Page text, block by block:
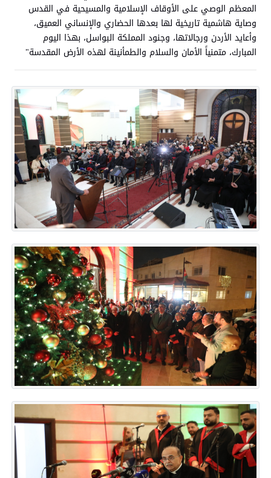
المعظم الوصي على الأوقاف الإسلامية والمسيحية في القدس
وصاية هاشمية تاريخية لها بعدها الحضاري والإنساني العميق،
وأعايد الأردن ورجالاتها، وجنود المملكة البواسل، بهذا اليوم
المبارك، متمنياً الأمان والسلام والطمأنينة لهذه الأرض المقدسة"